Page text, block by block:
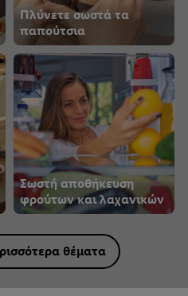
Πλύνετε σωστά τα
παπούτσια
Σωστή αποθήκευση
φρούτων και λαχανικών
θέματα